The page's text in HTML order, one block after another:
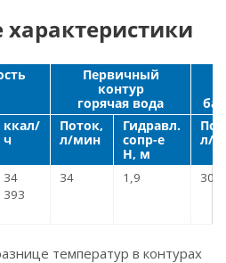
характеристики
Первичный
контур
горячая вода
ккал/
ч
Поток,
л/мин
Гидравл.
сопр-е
H, м
л/
34
393
34 1,9 300
температур в контурах